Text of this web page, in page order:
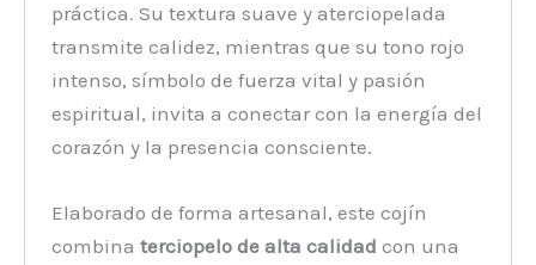
práctica. Su textura suave y aterciopelada
transmite calidez, mientras que su tono rojo
intenso, símbolo de fuerza vital y pasión
espiritual, invita a conectar con la energía del
corazón y la presencia consciente.
Elaborado de forma artesanal, este cojín
combinaterciopelo de alta calidad con una